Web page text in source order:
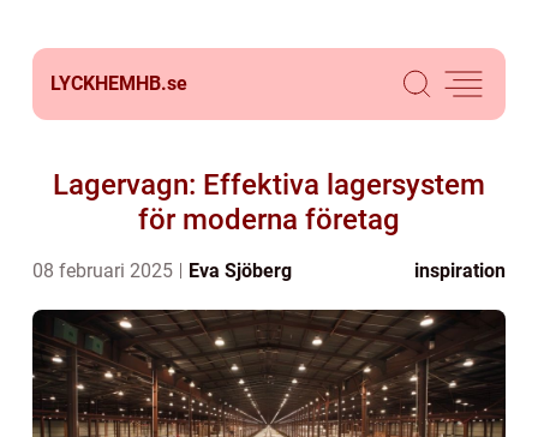
LYCKHEMHB.se
Lagervagn: Effektiva lagersystem
för moderna företag
08 februari 2025 Eva Sjöberg inspiration